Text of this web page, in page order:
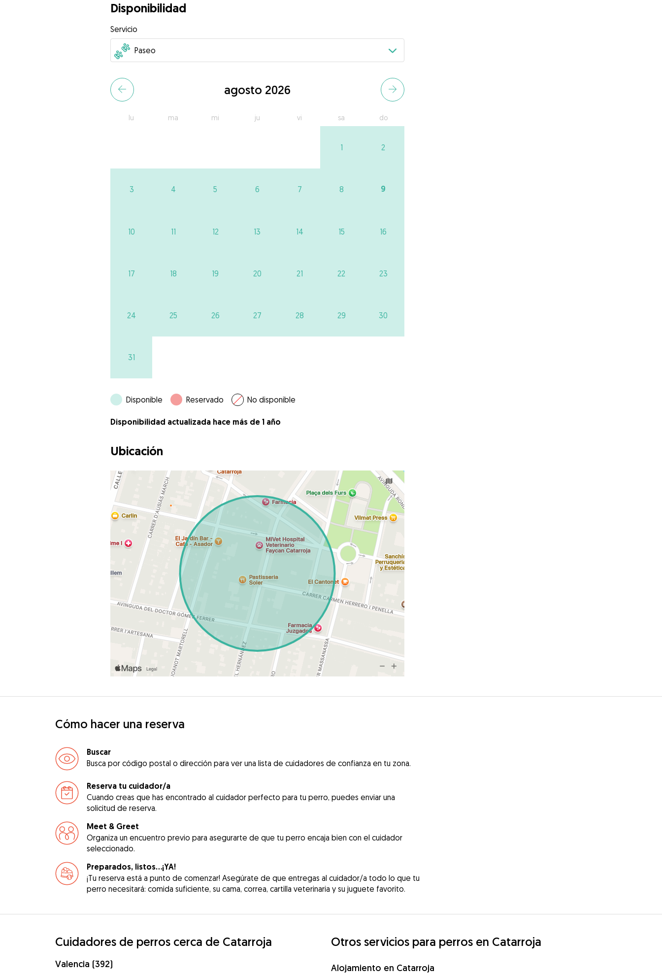
Disponibilidad
Servicio
agosto 2026
lu ma mi ju vi sa do
1 2
3 4 5 6 7 8 9
10 11 12 13 14 15 16
17 18 19 20 21 22 23
24 25 26 27 28 29 30
31
Disponible Reservado No disponible
Disponibilidad actualizada hace más de 1 año
Ubicación
Cómo hacer una reserva
Buscar
Busca por código postal o dirección para ver una lista de cuidadores de confianza en tu zona.
Reserva tu cuidador/a
Cuando creas que has encontrado al cuidador perfecto para tu perro, puedes enviar una
solicitud de reserva.
Meet & Greet
Organiza un encuentro previo para asegurarte de que tu perro encaja bien con el cuidador
seleccionado.
Preparados, listos...¡YA!
¡Tu reserva está a punto de comenzar! Asegúrate de que entregas al cuidador/a todo lo que tu
perro necesitará: comida suficiente, su cama, correa, cartilla veterinaria y su juguete favorito.
Cuidadores de perros cerca de Catarroja
Valencia (392)
Otros servicios para perros en Catarroja
Alojamiento en Catarroja